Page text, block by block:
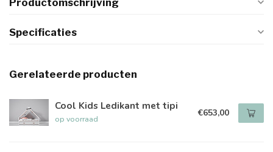
Productomschrijving
Specificaties
Gerelateerde producten
Cool Kids Ledikant met tipi
op voorraad €653,00